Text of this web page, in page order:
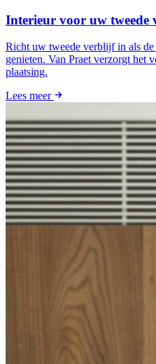
Interieur voor uw tweede
Richt uw tweede verblijf in als de
genieten. Van Praet verzorgt het
plaatsing.
Lees meer